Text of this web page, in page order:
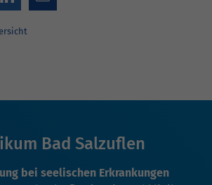
Bad Salzuflen
bei seelischen Erkrankungen